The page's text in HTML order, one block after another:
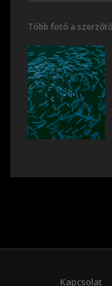
Több fotó a
Kapcsolat